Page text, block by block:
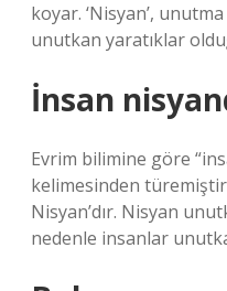
koyar. ‘Nisyan’,
unutkan yaratıklar
İnsan
Evrim bilimine göre
kelimesinden
Nisyan’dır. Nisyan
nedenle insanlar